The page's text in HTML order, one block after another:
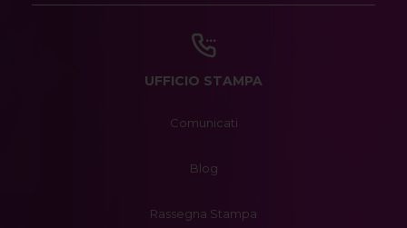
UFFICIO STAMPA
Comunicati
Blog
Rassegna Stampa